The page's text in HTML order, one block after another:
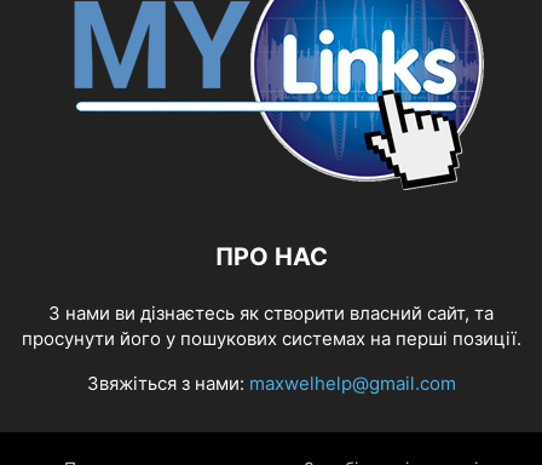
ПРО НАС
З нами ви дізнаєтесь як створити власний сайт, та
просунути його у пошукових системах на перші позиції.
Звяжіться з нами: maxwelhelp@gmail.com